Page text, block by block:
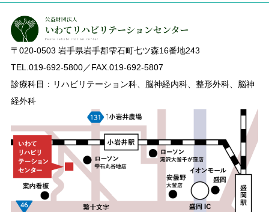
〒020-0503 岩手県岩手郡雫石町七ツ森16番地243
TEL.019-692-5800／FAX.019-692-5807
診療科目：リハビリテーション科、脳神経内科、整形外科、脳神
経外科